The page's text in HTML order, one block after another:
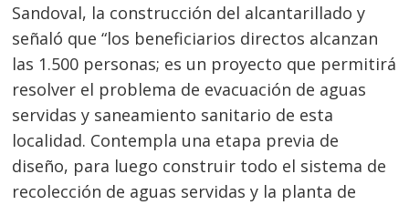
Sandoval, la construcción del alcantarillado y
señaló que “los beneficiarios directos alcanzan
las 1.500 personas; es un proyecto que permitirá
resolver el problema de evacuación de aguas
servidas y saneamiento sanitario de esta
localidad. Contempla una etapa previa de
diseño, para luego construir todo el sistema de
recolección de aguas servidas y la planta de